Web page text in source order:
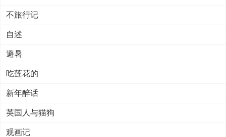
不旅行记
自述
避暑
吃莲花的
新年醉话
英国人与猫狗
观画记